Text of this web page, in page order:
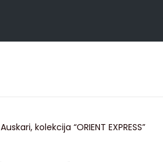
Auskari, kolekcija “ORIENT EXPRESS”